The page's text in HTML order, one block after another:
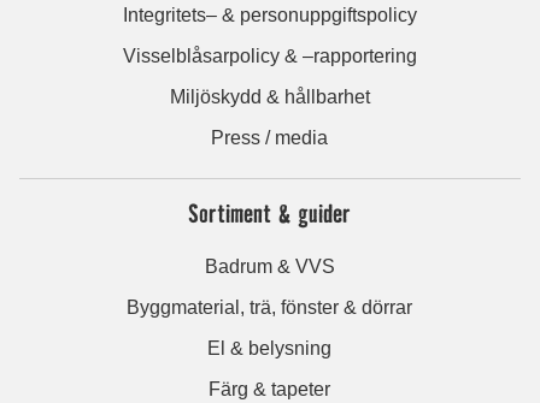
Integritets– & personuppgiftspolicy
Visselblåsarpolicy & –rapportering
Miljöskydd & hållbarhet
Press / media
Sortiment & guider
Badrum & VVS
Byggmaterial, trä, fönster & dörrar
El & belysning
Färg & tapeter